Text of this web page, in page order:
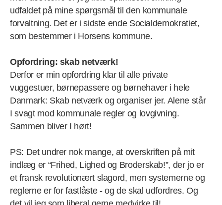
udfaldet på mine spørgsmål til den kommunale
forvaltning. Det er i sidste ende Socialdemokratiet,
som bestemmer i Horsens kommune.
Opfordring: skab netværk!
Derfor er min opfordring klar til alle private
vuggestuer, børnepassere og børnehaver i hele
Danmark: Skab netværk og organiser jer. Alene står
I svagt mod kommunale regler og lovgivning.
Sammen bliver I hørt!
PS: Det undrer nok mange, at overskriften på mit
indlæg er “Frihed, Lighed og Broderskab!”, der jo er
et fransk revolutionært slagord, men systemerne og
reglerne er for fastlåste - og de skal udfordres. Og